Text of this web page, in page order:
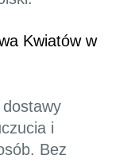
Kwiatów w
dostawy
i
Bez